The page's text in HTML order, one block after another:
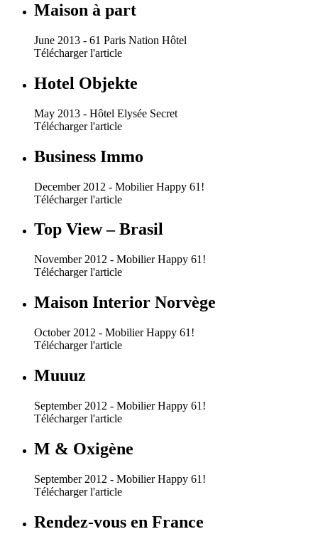
Maison à part
June 2013 - 61 Paris Nation Hôtel
Télécharger l'article
Hotel Objekte
May 2013 - Hôtel Elysée Secret
Télécharger l'article
Business Immo
December 2012 - Mobilier Happy 61!
Télécharger l'article
Top View – Brasil
November 2012 - Mobilier Happy 61!
Télécharger l'article
Maison Interior Norvège
October 2012 - Mobilier Happy 61!
Télécharger l'article
Muuuz
September 2012 - Mobilier Happy 61!
Télécharger l'article
M & Oxigène
September 2012 - Mobilier Happy 61!
Télécharger l'article
Rendez-vous en France